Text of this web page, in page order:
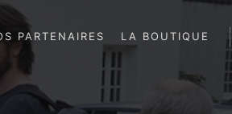
PARTENAIRES LA BOUTIQUE